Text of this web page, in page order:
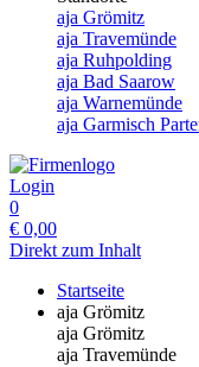
aja Grömitz
aja Travemünde
aja Ruhpolding
aja Bad Saarow
aja Warnemünde
aja Garmisch
Login
0
€ 0,00
Direkt zum Inhalt
Startseite
aja Grömitz
aja Grömitz
aja Travemünde